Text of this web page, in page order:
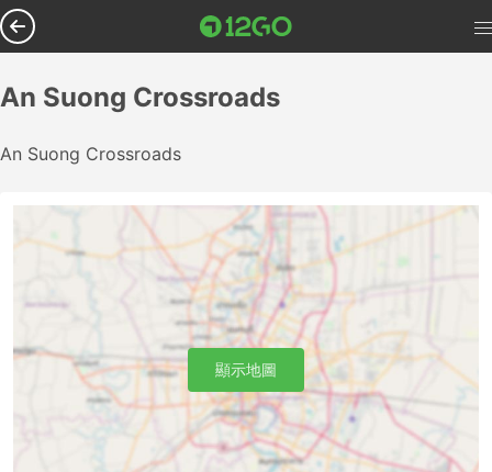
An Suong Crossroads
An Suong Crossroads
顯示地圖